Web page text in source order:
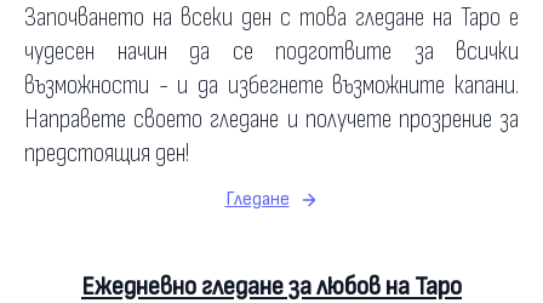
Започването на всеки ден с това гледане на Таро е
чудесен начин да се подготвите за всички
възможности - и да избегнете възможните капани.
Направете своето гледане и получете прозрение за
предстоящия ден!
Гледане
Ежедневно гледане за любов на Таро